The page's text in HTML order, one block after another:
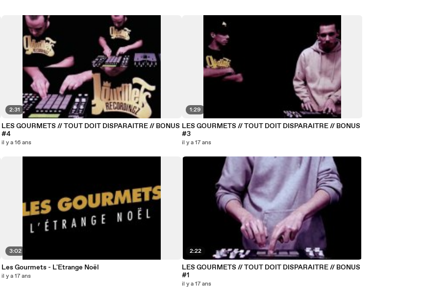
2:31
LES GOURMETS // TOUT DOIT DISPARAITRE // BONUS
#4
il y a 16 ans
3:02
Les Gourmets - L'Etrange Noël
il y a 17 ans
1:29
LES GOURMETS // TOUT DOIT DISPARAITRE // BONUS
#3
il y a 17 ans
2:22
LES GOURMETS // TOUT DOIT DISPARAITRE // BONUS
#1
il y a 17 ans